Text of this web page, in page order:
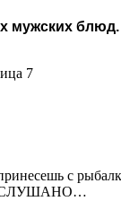
мужских
7
с